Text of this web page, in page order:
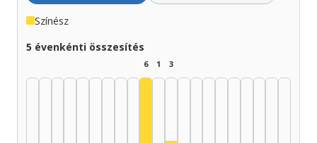
Színész
5 évenkénti összesítés
6 1 3